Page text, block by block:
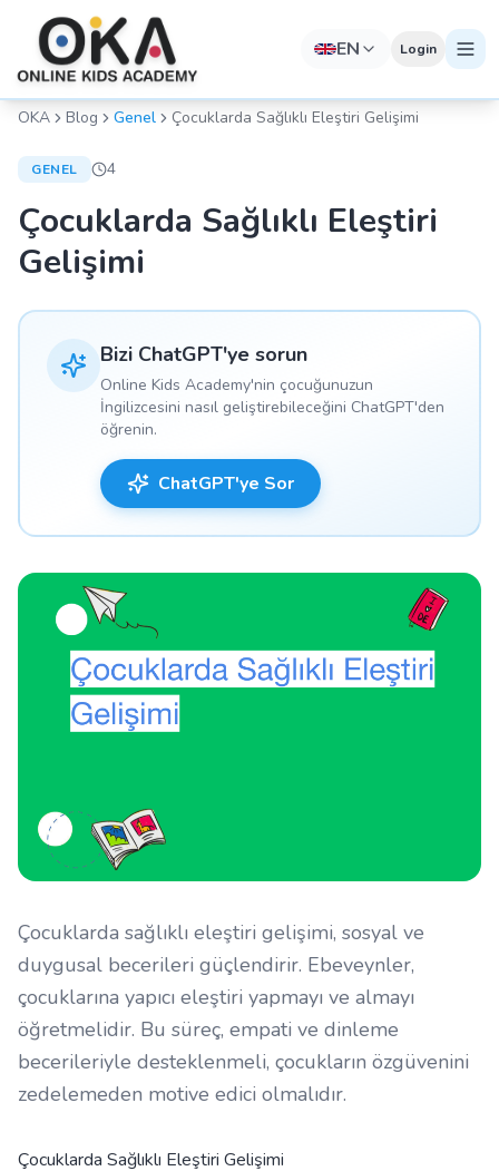
EN Login
OKA Blog Genel Çocuklarda Sağlıklı Eleştiri Gelişimi
GENEL 4
Çocuklarda Sağlıklı Eleştiri
Gelişimi
Bizi ChatGPT'ye sorun
Online Kids Academy'nin çocuğunuzun
İngilizcesini nasıl geliştirebileceğini ChatGPT'den
öğrenin.
ChatGPT'ye Sor
Çocuklarda sağlıklı eleştiri gelişimi, sosyal ve
duygusal becerileri güçlendirir. Ebeveynler,
çocuklarına yapıcı eleştiri yapmayı ve almayı
öğretmelidir. Bu süreç, empati ve dinleme
becerileriyle desteklenmeli, çocukların özgüvenini
zedelemeden motive edici olmalıdır.
Çocuklarda Sağlıklı Eleştiri Gelişimi